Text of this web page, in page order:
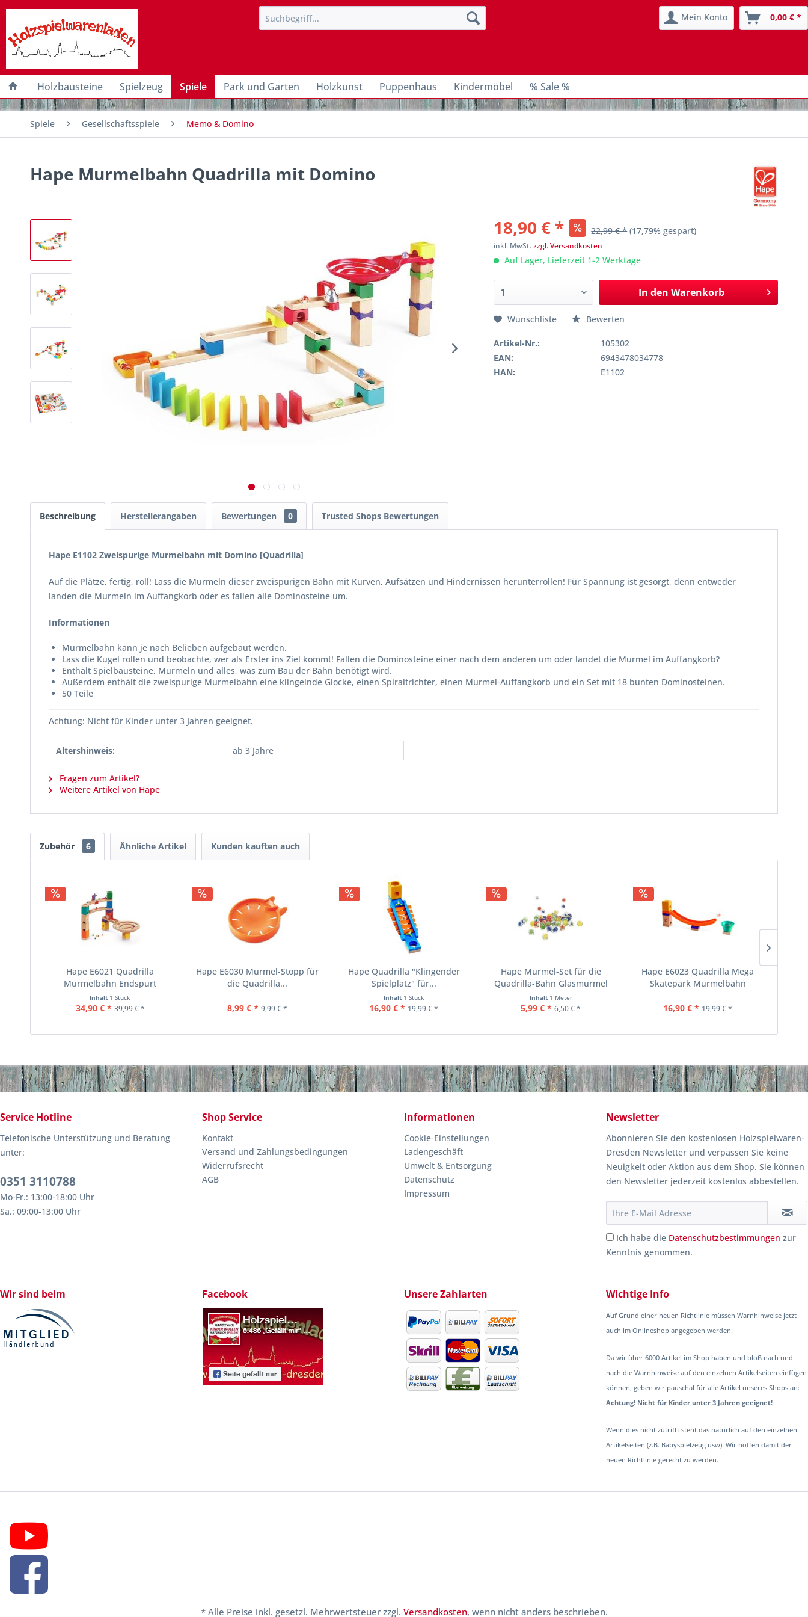
Mein Konto 0,00 € *
Holzbausteine Spielzeug Spiele Park und Garten Holzkunst Puppenhaus Kindermöbel % Sale %
Spiele Gesellschaftsspiele Memo & Domino
Hape Murmelbahn Quadrilla mit Domino
18,90 € * 22,99 € * (17,79% gespart)
inkl. MwSt.zzgl. Versandkosten
Auf Lager, Lieferzeit 1-2 Werktage
In den Warenkorb
Wunschliste Bewerten
Artikel-Nr.:
105302
EAN:
6943478034778
HAN:
E1102
Beschreibung Herstellerangaben Bewertungen 0 Trusted Shops Bewertungen
Hape E1102 Zweispurige Murmelbahn mit Domino [Quadrilla]
Auf die Plätze, fertig, roll! Lass die Murmeln dieser zweispurigen Bahn mit Kurven, Aufsätzen und Hindernissen herunterrollen! Für Spannung ist gesorgt, denn entweder
landen die Murmeln im Auffangkorb oder es fallen alle Dominosteine um.
Informationen
Murmelbahn kann je nach Belieben aufgebaut werden.
Lass die Kugel rollen und beobachte, wer als Erster ins Ziel kommt! Fallen die Dominosteine einer nach dem anderen um oder landet die Murmel im Auffangkorb?
Enthält Spielbausteine, Murmeln und alles, was zum Bau der Bahn benötigt wird.
Außerdem enthält die zweispurige Murmelbahn eine klingelnde Glocke, einen Spiraltrichter, einen Murmel-Auffangkorb und ein Set mit 18 bunten Dominosteinen.
50 Teile
Achtung: Nicht für Kinder unter 3 Jahren geeignet.
Altershinweis: ab 3 Jahre
Fragen zum Artikel?
Weitere Artikel von Hape
Zubehör 6 Ähnliche Artikel Kunden kauften auch
Hape E6021 Quadrilla
Murmelbahn Endspurt
Inhalt 1 Stück
34,90 € * 39,99 € *
Hape E6030 Murmel-Stopp für
die Quadrilla...
8,99 € * 9,99 € *
Hape Quadrilla "Klingender
Spielplatz" für...
Inhalt 1 Stück
16,90 € * 19,99 € *
Hape Murmel-Set für die
Quadrilla-Bahn Glasmurmel
Inhalt 1 Meter
5,99 € * 6,50 € *
Hape E6023 Quadrilla Mega
Skatepark Murmelbahn
16,90 € * 19,99 € *
Service Hotline
Telefonische Unterstützung und Beratung
unter:
0351 3110788
Mo-Fr.: 13:00-18:00 Uhr
Sa.: 09:00-13:00 Uhr
Shop Service
Kontakt
Versand und Zahlungsbedingungen
Widerrufsrecht
AGB
Informationen
Cookie-Einstellungen
Ladengeschäft
Umwelt & Entsorgung
Datenschutz
Impressum
Newsletter
Abonnieren Sie den kostenlosen Holzspielwaren-
Dresden Newsletter und verpassen Sie keine
Neuigkeit oder Aktion aus dem Shop. Sie können
den Newsletter jederzeit kostenlos abbestellen.
Ich habe die Datenschutzbestimmungen zur
Kenntnis genommen.
Wir sind beim Facebook Unsere Zahlarten Wichtige Info
Auf Grund einer neuen Richtlinie müssen Warnhinweise jetzt
auch im Onlineshop angegeben werden.
Da wir über 6000 Artikel im Shop haben und bloß nach und
nach die Warnhinweise auf den einzelnen Artikelseiten einfügen
können, geben wir pauschal für alle Artikel unseres Shops an:
Achtung! Nicht für Kinder unter 3 Jahren geeignet!
Wenn dies nicht zutrifft steht das natürlich auf den einzelnen
Artikelseiten (z.B. Babyspielzeug usw). Wir hoffen damit der
neuen Richtlinie gerecht zu werden.
* Alle Preise inkl. gesetzl. Mehrwertsteuer zzgl. Versandkosten, wenn nicht anders beschrieben.